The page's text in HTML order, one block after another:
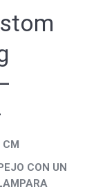
CON UN